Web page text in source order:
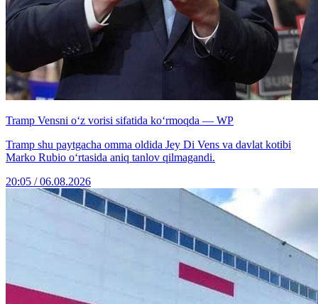
Tramp Vensni o‘z vorisi sifatida ko‘rmoqda — WP
Tramp shu paytgacha omma oldida Jey Di Vens va davlat kotibi
Marko Rubio o‘rtasida aniq tanlov qilmagandi.
20:05 / 06.08.2026